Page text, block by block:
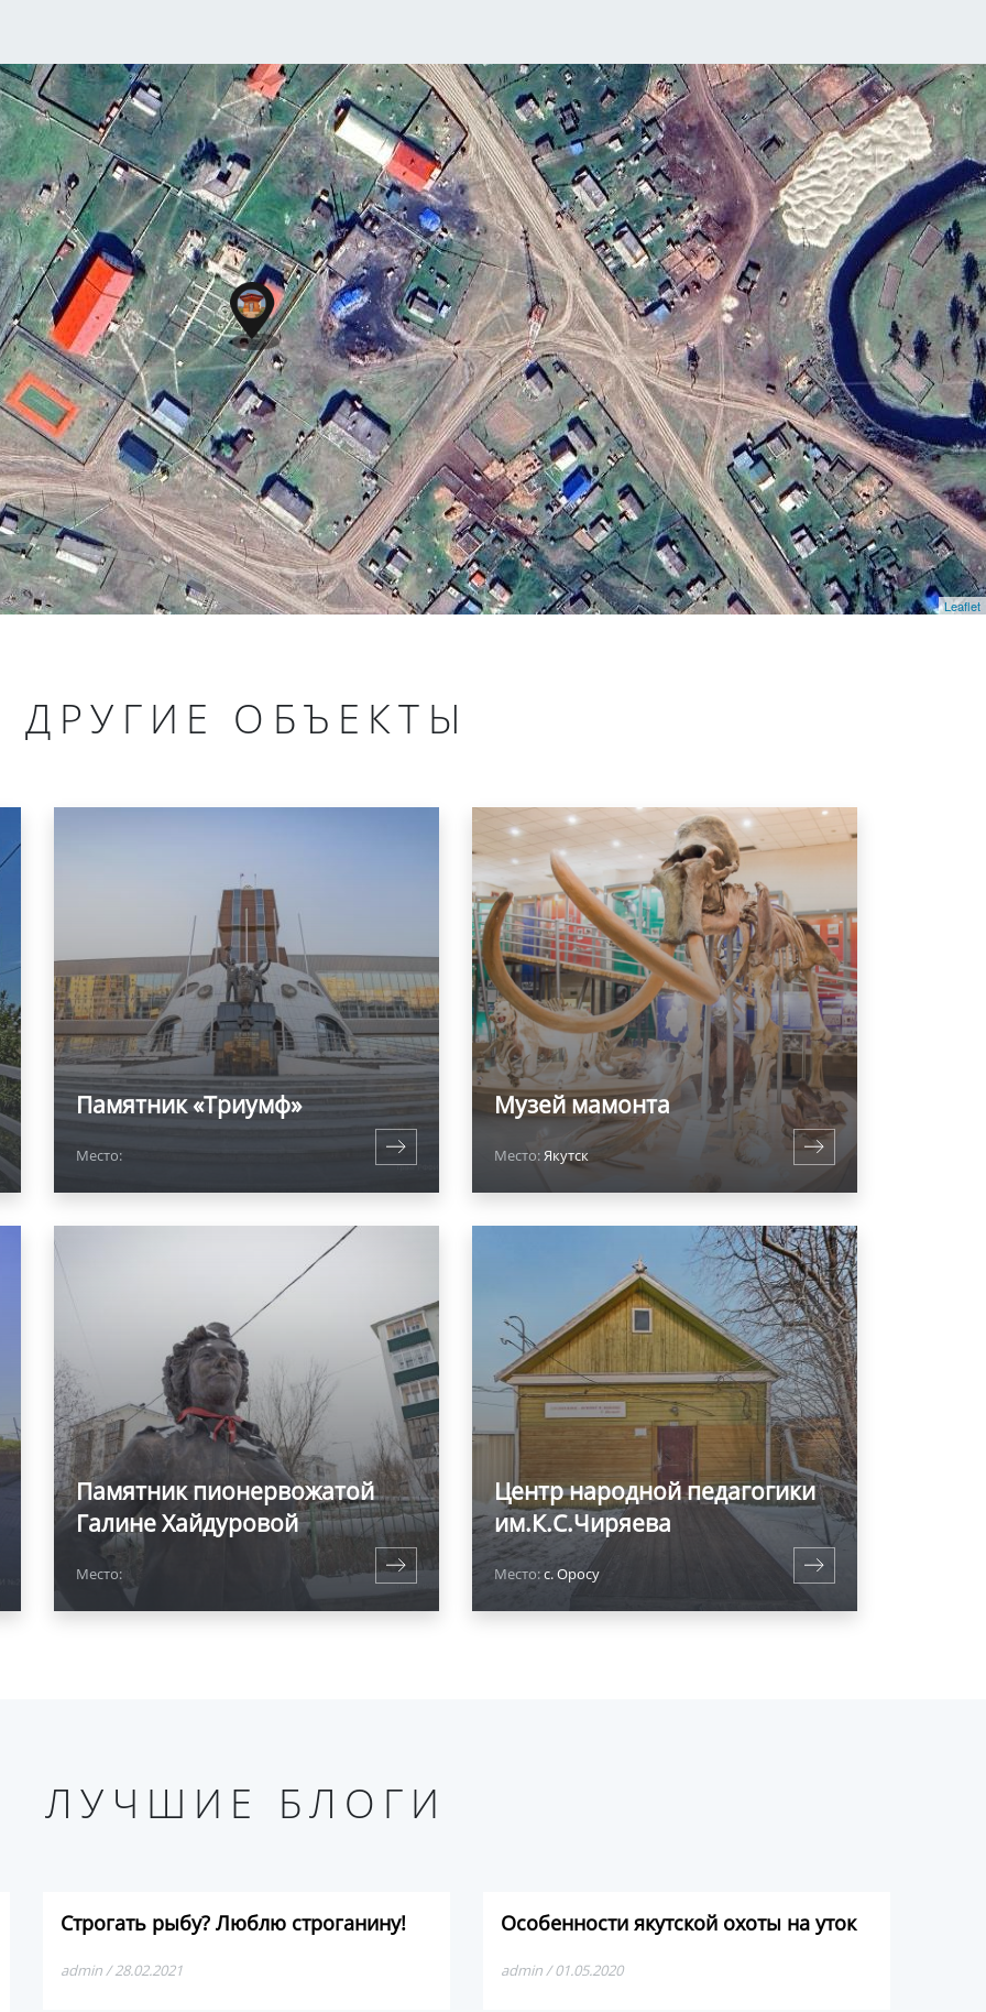
Leaflet
ДРУГИЕ ОБЪЕКТЫ
Памятник «Триумф»
Место:
Музей мамонта
Место:Якутск
Памятник пионервожатой
Галине Хайдуровой
Место:
Центр народной педагогики
им.К.С.Чиряева
Место:с. Оросу
ЛУЧШИЕ БЛОГИ
Строгать рыбу? Люблю строганину!
admin / 28.02.2021
Особенности якутской охоты на уток
admin / 01.05.2020